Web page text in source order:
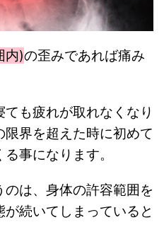
内)の歪みであれば痛み
も疲れが取れなくなり
界を超えた時に初めて
事になります。
は、身体の許容範囲を
続いてしまっていると